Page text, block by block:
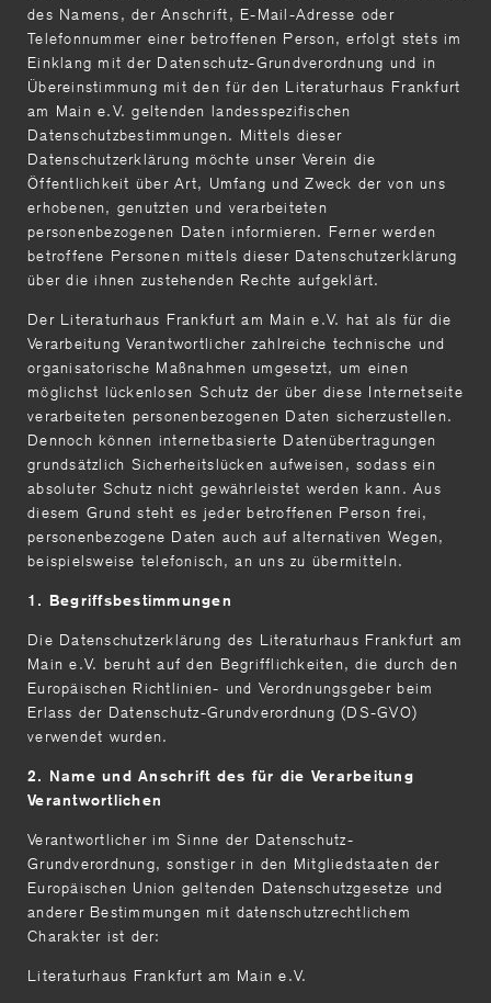
des Namens, der Anschrift, E-Mail-Adresse oder
Telefonnummer einer betroffenen Person, erfolgt stets im
Einklang mit der Datenschutz-Grundverordnung und in
Übereinstimmung mit den für den Literaturhaus Frankfurt
am Main e.V. geltenden landesspezifischen
Datenschutzbestimmungen. Mittels dieser
Datenschutzerklärung möchte unser Verein die
Öffentlichkeit über Art, Umfang und Zweck der von uns
erhobenen, genutzten und verarbeiteten
personenbezogenen Daten informieren. Ferner werden
betroffene Personen mittels dieser Datenschutzerklärung
über die ihnen zustehenden Rechte aufgeklärt.
Der Literaturhaus Frankfurt am Main e.V. hat als für die
Verarbeitung Verantwortlicher zahlreiche technische und
organisatorische Maßnahmen umgesetzt, um einen
möglichst lückenlosen Schutz der über diese Internetseite
verarbeiteten personenbezogenen Daten sicherzustellen.
Dennoch können internetbasierte Datenübertragungen
grundsätzlich Sicherheitslücken aufweisen, sodass ein
absoluter Schutz nicht gewährleistet werden kann. Aus
diesem Grund steht es jeder betroffenen Person frei,
personenbezogene Daten auch auf alternativen Wegen,
beispielsweise telefonisch, an uns zu übermitteln.
1. Begriffsbestimmungen
Die Datenschutzerklärung des Literaturhaus Frankfurt am
Main e.V. beruht auf den Begrifflichkeiten, die durch den
Europäischen Richtlinien- und Verordnungsgeber beim
Erlass der Datenschutz-Grundverordnung (DS-GVO)
verwendet wurden.
2. Name und Anschrift des für die Verarbeitung
Verantwortlichen
Verantwortlicher im Sinne der Datenschutz-
Grundverordnung, sonstiger in den Mitgliedstaaten der
Europäischen Union geltenden Datenschutzgesetze und
anderer Bestimmungen mit datenschutzrechtlichem
Charakter ist der:
Literaturhaus Frankfurt am Main e.V.